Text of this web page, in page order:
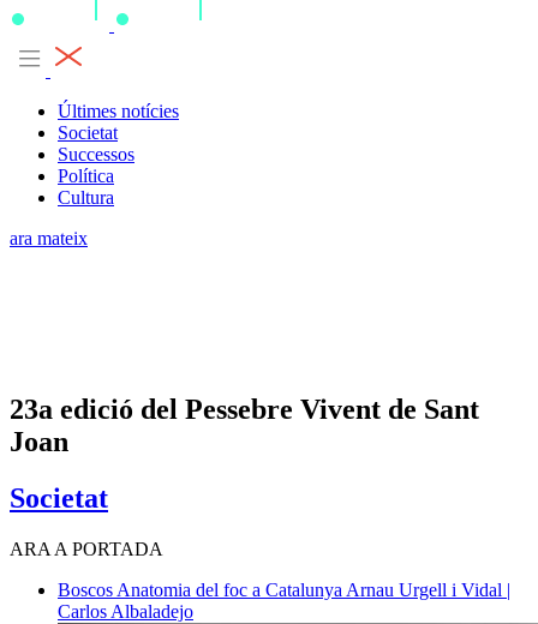
Últimes notícies
Societat
Successos
Política
Cultura
ara mateix
23a edició del Pessebre Vivent de Sant
Joan
Societat
ARA A PORTADA
Boscos Anatomia del foc a Catalunya Arnau Urgell i Vidal |
Carlos Albaladejo